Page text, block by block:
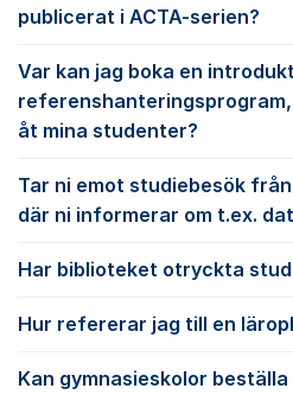
publicerat i ACTA-serien?
Var kan jag boka en
åt mina studenter?
Tar ni emot studiebesök
där ni informerar om t.ex.
Har biblioteket otryckta
Hur refererar jag till en
Kan gymnasieskolor